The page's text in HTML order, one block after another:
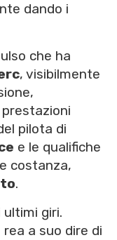
dando i
che ha
, visibilmente
pilota di
e le qualifiche
costanza,
.
ultimi giri.
a suo dire di